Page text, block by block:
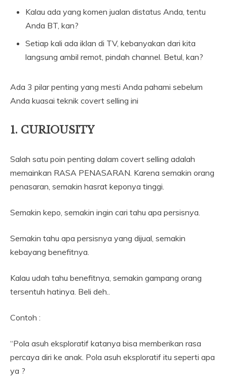
Kalau ada yang komen jualan distatus Anda, tentu
Anda BT, kan?
Setiap kali ada iklan di TV, kebanyakan dari kita
langsung ambil remot, pindah channel. Betul, kan?
Ada 3 pilar penting yang mesti Anda pahami sebelum
Anda kuasai teknik covert selling ini
1. CURIOUSITY
Salah satu poin penting dalam covert selling adalah
memainkan RASA PENASARAN. Karena semakin orang
penasaran, semakin hasrat keponya tinggi.
Semakin kepo, semakin ingin cari tahu apa persisnya.
Semakin tahu apa persisnya yang dijual, semakin
kebayang benefitnya.
Kalau udah tahu benefitnya, semakin gampang orang
tersentuh hatinya. Beli deh..
Contoh :
“Pola asuh eksploratif katanya bisa memberikan rasa
percaya diri ke anak. Pola asuh eksploratif itu seperti apa
ya ?